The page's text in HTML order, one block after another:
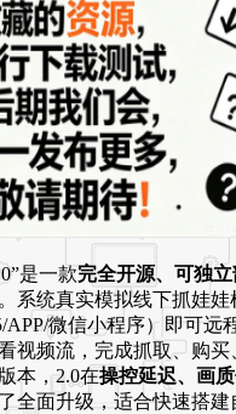
是一款完全开源、可独
系统真实模拟线下抓娃
APP/微信小程序）即可远
视频流，完成抓取、购
本，2.0在操控延迟、画
了全面升级，适合快速搭